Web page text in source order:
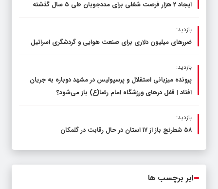
ایجاد 2 هزار فرصت شغلی برای مددجویان طی ۵ سال گذشته
بازدید:
ضررهای میلیون دلاری برای صنعت هوایی و گردشگری اسرائیل
بازدید:
پرونده میزبانی استقلال و پرسپولیس در مشهد دوباره به جریان
افتاد | قفل در‌های ورزشگاه امام رضا(ع) باز می‌شود؟
بازدید:
۵۸ شطرنج‌ باز از ۱۷ استان در حال رقابت در گلمکان
ابر برچسب ها